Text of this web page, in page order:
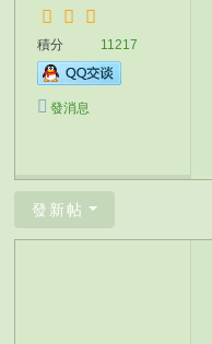
積分 11217
發消息
發新帖